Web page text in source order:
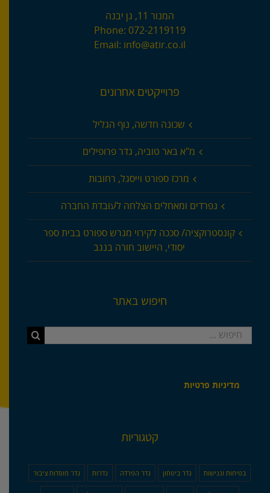
המנור 11, גן יבנה
Phone: 072-2119119
Email: info@atir.co.il
פרוייקטים אחרונים
שכונה חדשה, נוף הגליל
מ"א באר טוביה, גדר פרופילים
מרכז ספורט וייסגל, רחובות
נפרדים ומאחלים הצלחה לעובדת החברה
קונסטרוקציה/ סככה לקירוי מגרש ספורט בבית ספר
יסודי, היישוב חורה בנגב
חיפוש באתר
חיפוש...
מדיניות פרטיות
קטגוריות
בטיחות ונגישות גדר ביטחון גדר הפרדה גדרות גדר מוסדות ציבור